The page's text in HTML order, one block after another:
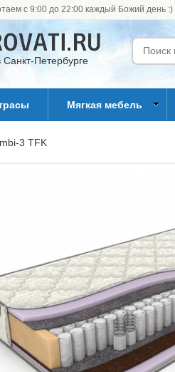
с 9:00 до 22:00 каждый Божий день :)
Санкт-Петербурге
Мягкая мебель
3 TFK